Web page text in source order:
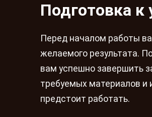
Подготовка к
Перед началом работы
желаемого результата.
вам успешно завершить
требуемых материалов и
предстоит работать.